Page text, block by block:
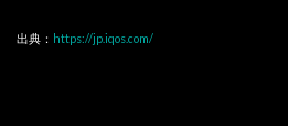
出典： https://jp.iqos.com/